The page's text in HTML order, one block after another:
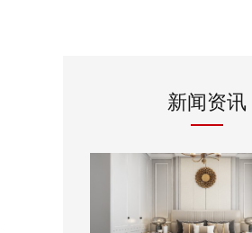
新闻资讯